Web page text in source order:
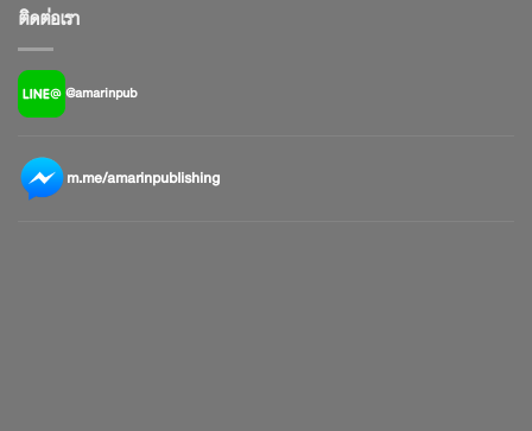
ติดต่อเรา
@amarinpub
m.me/amarinpublishing